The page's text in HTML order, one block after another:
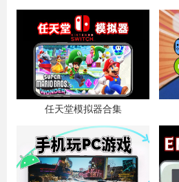
任天堂模拟器合集